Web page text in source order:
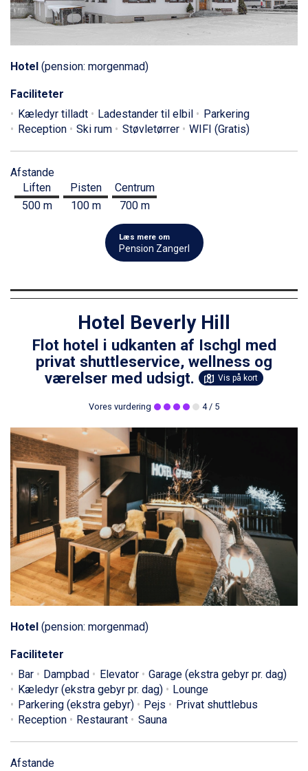
Hotel (pension: morgenmad)
Faciliteter
Kæledyr tilladt
Ladestander til elbil
Parkering
Reception
Ski rum Støvletørrer WIFI (Gratis)
Afstande
Liften
500 m
Pisten
100 m
Centrum
700 m
Læs mere om
Pension Zangerl
Hotel Beverly Hill
Flot hotel i udkanten af Ischgl med
privat shuttleservice, wellness og
værelser med udsigt.
Vis på kort
Vores vurdering 4/ 5
Hotel (pension: morgenmad)
Faciliteter
Bar
Dampbad Elevator
Garage (ekstra gebyr pr. dag)
Kæledyr (ekstra gebyr pr. dag)
Lounge
Parkering (ekstra gebyr)
Pejs
Privat shuttlebus
Reception
Restaurant Sauna
Afstande